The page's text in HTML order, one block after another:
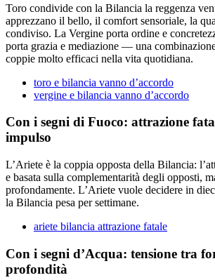
Toro condivide con la Bilancia la reggenza
apprezzano il bello, il comfort sensoriale, la
condiviso. La Vergine porta ordine e
porta grazia e mediazione — una
coppie molto efficaci nella vita quotidiana.
toro e bilancia vanno d’accordo
vergine e bilancia vanno d’accordo
Con i segni di Fuoco: attrazione
impulso
L’Ariete è la coppia opposta della Bilancia:
e basata sulla complementarità degli opposti,
profondamente. L’Ariete vuole decidere in
la Bilancia pesa per settimane.
ariete bilancia attrazione fatale
Con i segni d’Acqua: tensione tra
profondità